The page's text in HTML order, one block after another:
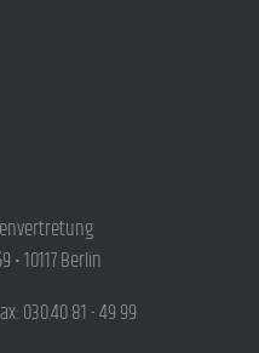
10117 Berlin
030.40 81 - 49 99